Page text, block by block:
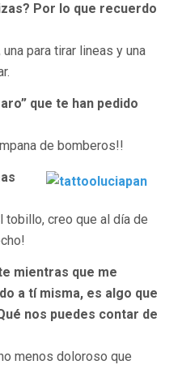
Por lo que recuerdo
para tirar lineas y una
que te han pedido
de bomberos!!
tobillo, creo que al día de
mientras que me
a tí misma, es algo que
nos puedes contar de
menos doloroso que